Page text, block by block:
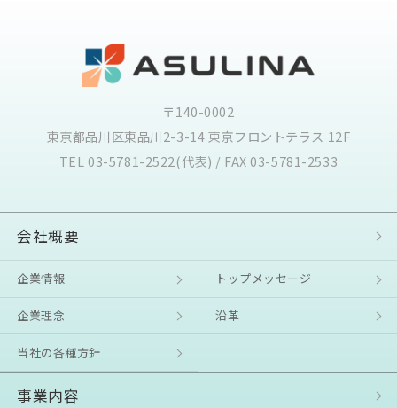
〒140-0002
東京都品川区東品川2-3-14 東京フロントテラス 12F
TEL 03-5781-2522(代表) / FAX 03-5781-2533
会社概要
企業情報 トップメッセージ
企業理念 沿⾰
当社の各種方針
事業内容